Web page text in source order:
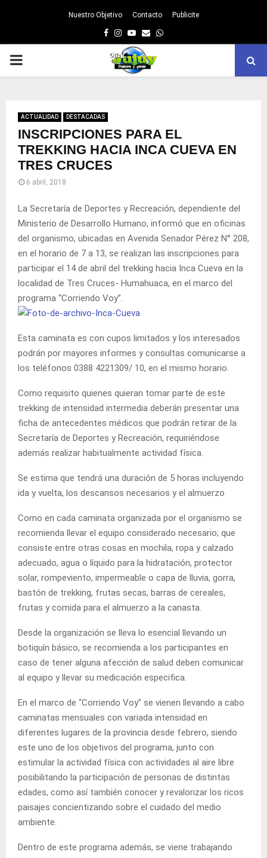
Nuestro Objetivo Contacto Publicite
Facebook
Instagram
Youtube
EmailWhatsapp
PRIMARY
ACTUALIDAD DESTACADAS
INSCRIPCIONES PARA EL
TREKKING HACIA INCA CUEVA EN
TRES CRUCES
6 abril, 2018
La Secretaría de Deportes y Recreación, dependiente del
Ministerio de Desarrollo Humano, informó que en oficinas
del organismo, ubicadas en Avenida Senador Pérez N° 208,
en el horario de 7 a 13, se realizan las inscripciones para
participar el 14 de abril del trekking hacia Inca Cueva en la
localidad de Tres Cruces- Humahuaca, en el marco del
programa “Corriendo Voy”.
Esta caminata es con cupos limitados y los interesados
podrán por mayores informes y consultas comunicarse a
los teléfonos 0388 4221309/ 10, en el mismo horario.
Como requisito quienes quieran tomar parte de este
trekking de intensidad intermedia deberán presentar una
ficha de antecedentes médicos que podrán retirar de la
Secretaría de Deportes y Recreación, requiriéndose
además realizar habitualmente actividad física.
Se estima que tendrá una duración de 5 horas incluyendo
ida y vuelta, los descansos necesarios y el almuerzo
Como en cada caminata organizada por el organismo se
recomienda llevar el equipo considerado necesario; que
consiste entre otras cosas en mochila, ropa y calzado
adecuado, agua o líquido para la hidratación, protector
solar, rompeviento, impermeable o capa de lluvia, gorra,
bastón de trekking, frutas secas, barras de cereales,
frutas y comida para el almuerzo a la canasta.
Desde la organización se lleva lo esencial llevando un
botiquín básico, se recomienda a los participantes en
caso de tener alguna afección de salud deben comunicar
al equipo y llevar su medicación especifica.
En el marco de “Corriendo Voy” se vienen llevando a cabo
caminatas mensuales con variada intensidad en
diferentes lugares de la provincia desde febrero, siendo
este uno de los objetivos del programa, junto con
estimular la actividad física con actividades al aire libre
posibilitando la participación de personas de distintas
edades, como así también conocer y revalorizar los ricos
paisajes concientizando sobre el cuidado del medio
ambiente.
Dentro de este programa además, se viene trabajando